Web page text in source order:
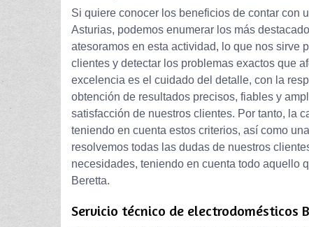
Si quiere conocer los beneficios de contar con
Asturias, podemos enumerar los más
atesoramos en esta actividad, lo que nos sirve
clientes y detectar los problemas exactos que
excelencia es el cuidado del detalle, con la
obtención de resultados precisos, fiables y
satisfacción de nuestros clientes. Por tanto, la
teniendo en cuenta estos criterios, así como
resolvemos todas las dudas de nuestros
necesidades, teniendo en cuenta todo aquello
Beretta.
Servicio técnico de electrodomésticos